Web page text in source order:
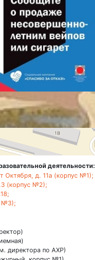
деятельности:
Октября, д. 11а (корпус №1);
(корпус №2);
№3);
директора по АХР)